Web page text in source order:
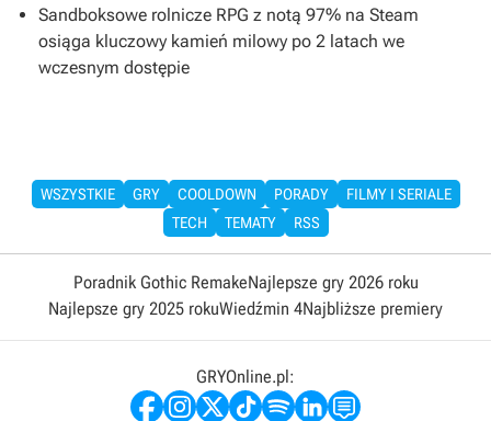
Sandboksowe rolnicze RPG z notą 97% na Steam
osiąga kluczowy kamień milowy po 2 latach we
wczesnym dostępie
WSZYSTKIE GRY COOLDOWN PORADY
FILMY I SERIALE
TECH
TEMATY RSS
Poradnik Gothic RemakeNajlepsze gry 2026 roku
Najlepsze gry 2025 rokuWiedźmin 4Najbliższe premiery
GRYOnline.pl: